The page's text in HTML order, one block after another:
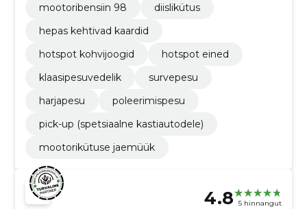
mootoribensiin 98
diislikütus
hepas kehtivad kaardid
hotspot kohvijoogid
hotspot eined
klaasipesuvedelik
survepesu
harjapesu
poleerimispesu
pick-up (spetsiaalne kastiautodele)
mootorikütuse jaemüük
4.8 5 hinnangut